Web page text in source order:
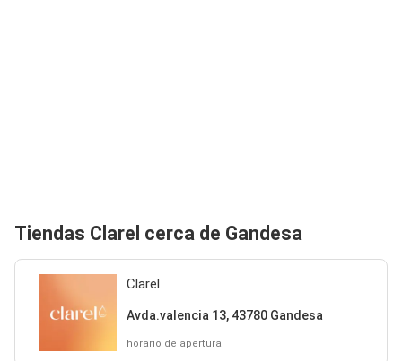
Tiendas Clarel cerca de Gandesa
Clarel
Avda.valencia 13, 43780 Gandesa
horario de apertura